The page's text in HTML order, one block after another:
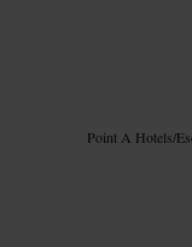
Point A Hotels/